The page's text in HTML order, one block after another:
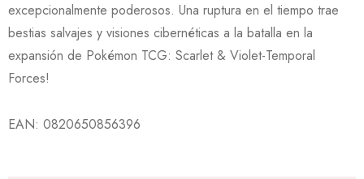
excepcionalmente poderosos. Una ruptura en el tiempo trae
bestias salvajes y visiones cibernéticas a la batalla en la
expansión de Pokémon TCG: Scarlet & Violet-Temporal
Forces!
EAN: 0820650856396